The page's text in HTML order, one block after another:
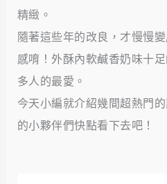
精緻。
隨著這些年的改良，才慢慢
感唷！外酥內軟鹹香奶味十
多人的最愛。
今天小編就介紹幾間超熱門
的小夥伴們快點看下去吧！